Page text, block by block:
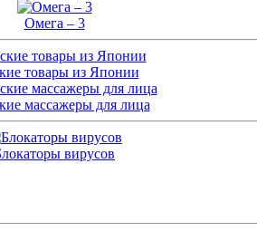
Омега – 3
товары из Японии
массажеры для лица
вирусов